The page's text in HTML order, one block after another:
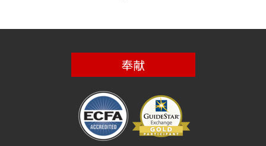
奉献